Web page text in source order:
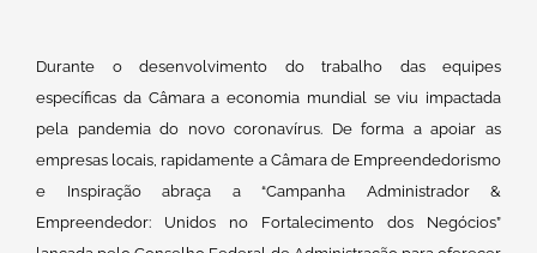
Durante o desenvolvimento do trabalho das equipes
específicas da Câmara a economia mundial se viu impactada
pela pandemia do novo coronavírus. De forma a apoiar as
empresas locais, rapidamente a Câmara de Empreendedorismo
e Inspiração abraça a “Campanha Administrador &
Empreendedor: Unidos no Fortalecimento dos Negócios”